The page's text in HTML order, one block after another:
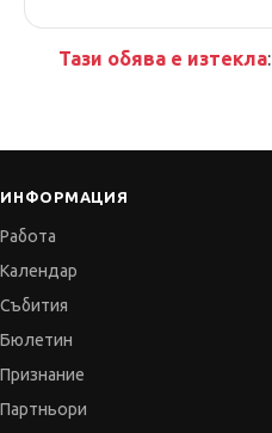
Тази обява е изтекла:
ИНФОРМАЦИЯ
Работа
Календар
Събития
Бюлетин
Признание
Партньори